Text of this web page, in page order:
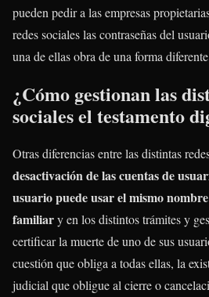
pueden pedir a las empresas
redes sociales las contraseñas del
una de ellas obra de una forma
¿Cómo gestionan las
sociales el testamento
Otras diferencias entre las distintas
desactivación de las cuentas de
usuario puede usar el mismo
familiary en los distintos trámites y
certificar la muerte de uno de sus
cuestión que obliga a todas ellas, la
judicial que obligue al cierre o